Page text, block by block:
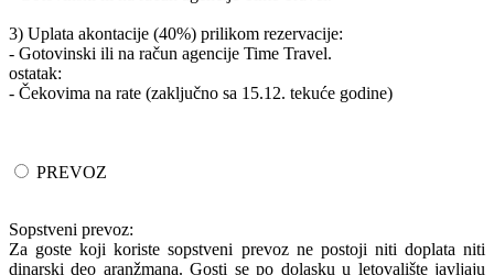
3) Uplata akontacije (40%) prilikom rezervacije:
- Gotovinski ili na račun agencije Time Travel.
ostatak:
- Čekovima na rate (zaključno sa 15.12. tekuće godine)
PREVOZ
Sopstveni prevoz:
Za goste koji koriste sopstveni prevoz ne postoji niti doplata niti
dinarski deo aranžmana. Gosti se po dolasku u letovalište javljaju